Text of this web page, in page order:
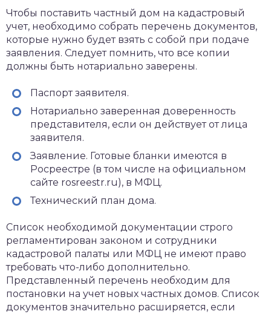
Чтобы поставить частный дом на кадастровый
учет, необходимо собрать перечень документов,
которые нужно будет взять с собой при подаче
заявления. Следует помнить, что все копии
должны быть нотариально заверены.
Паспорт заявителя.
Нотариально заверенная доверенность
представителя, если он действует от лица
заявителя.
Заявление. Готовые бланки имеются в
Росреестре (в том числе на официальном
сайте rosreestr.ru), в МФЦ.
Технический план дома.
Список необходимой документации строго
регламентирован законом и сотрудники
кадастровой палаты или МФЦ не имеют право
требовать что-либо дополнительно.
Представленный перечень необходим для
постановки на учет новых частных домов. Список
документов значительно расширяется, если